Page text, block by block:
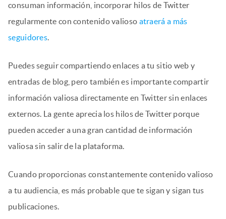
consuman información, incorporar hilos de Twitter
regularmente con contenido valioso atraerá a más
seguidores.
Puedes seguir compartiendo enlaces a tu sitio web y
entradas de blog, pero también es importante compartir
información valiosa directamente en Twitter sin enlaces
externos. La gente aprecia los hilos de Twitter porque
pueden acceder a una gran cantidad de información
valiosa sin salir de la plataforma.
Cuando proporcionas constantemente contenido valioso
a tu audiencia, es más probable que te sigan y sigan tus
publicaciones.